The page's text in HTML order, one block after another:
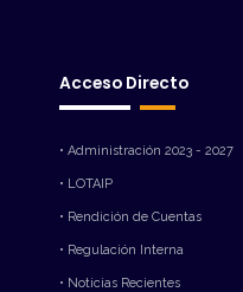
Acceso Directo
• Administración 2023 - 2027
• LOTAIP
• Rendición de Cuentas
• Regulación Interna
• Noticias Recientes